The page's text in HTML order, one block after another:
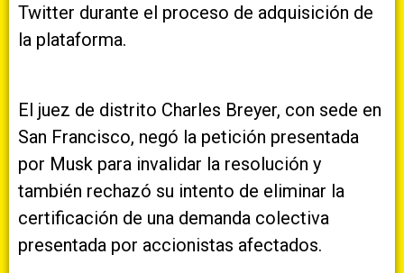
Twitter durante el proceso de adquisición de
la plataforma.
El juez de distrito Charles Breyer, con sede en
San Francisco, negó la petición presentada
por Musk para invalidar la resolución y
también rechazó su intento de eliminar la
certificación de una demanda colectiva
presentada por accionistas afectados.